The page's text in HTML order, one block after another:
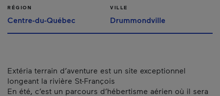
RÉGION
Centre-du-Québec
VILLE
Drummondville
Extéria terrain d’aventure est un site exceptionnel
longeant la rivière St-François
En été, c’est un parcours d’hébertisme aérien où il sera